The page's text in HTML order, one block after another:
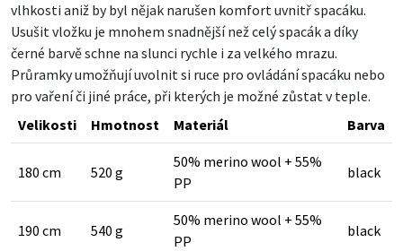
vlhkosti aniž by byl nějak narušen komfort uvnitř spacáku.
Usušit vložku je mnohem snadnější než celý spacák a díky
černé barvě schne na slunci rychle i za velkého mrazu.
Průramky umožňují uvolnit si ruce pro ovládání spacáku nebo
pro vaření či jiné práce, při kterých je možné zůstat v teple.
Velikosti
Hmotnost Materiál Barva
180 cm 520 g
50% merino wool + 55%
PP
black
190 cm 540 g
50% merino wool + 55%
PP
black